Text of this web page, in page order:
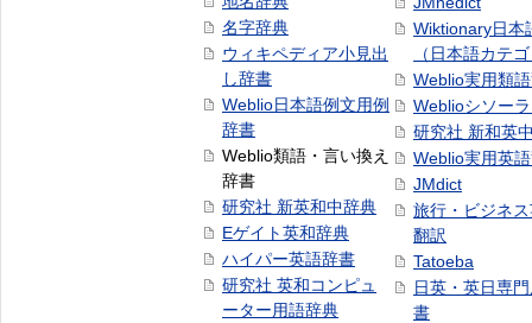
名字辞典
ウィキペディア小見出
し辞書
Weblio日本語例文用例
辞書
Weblio類語・言い換え
辞書
研究社 新英和中辞典
Eゲイト英和辞典
ハイパー英語辞書
研究社 英和コンピュ
ーター用語辞典
Wiktionary日本
（日本語カテ
Weblio実用類
Weblioシソー
研究社 新和英
Weblio実用英
JMdict
旅行・ビジネ
翻訳
Tatoeba
日英・英日専
書